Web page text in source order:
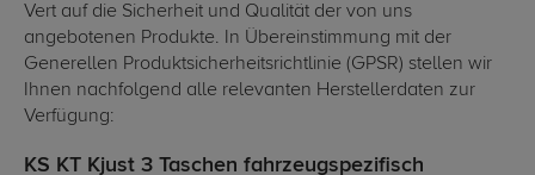
Vert auf die Sicherheit und Qualität der von uns
angebotenen Produkte. In Übereinstimmung mit der
Generellen Produktsicherheitsrichtlinie (GPSR) stellen wir
Ihnen nachfolgend alle relevanten Herstellerdaten zur
Verfügung:
KS KT Kjust 3 Taschen fahrzeugspezifisch